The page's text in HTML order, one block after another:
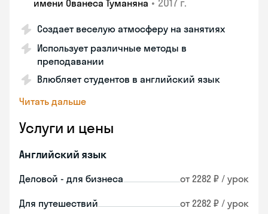
имени Ованеса Туманяна
Создает веселую атмосферу на занятиях
Использует различные методы в
преподавании
Влюбляет студентов в английский язык
Читать дальше
Услуги и цены
Английский язык
Деловой - для бизнеса от 2282 ₽ / урок
Для путешествий от 2282 ₽ / урок